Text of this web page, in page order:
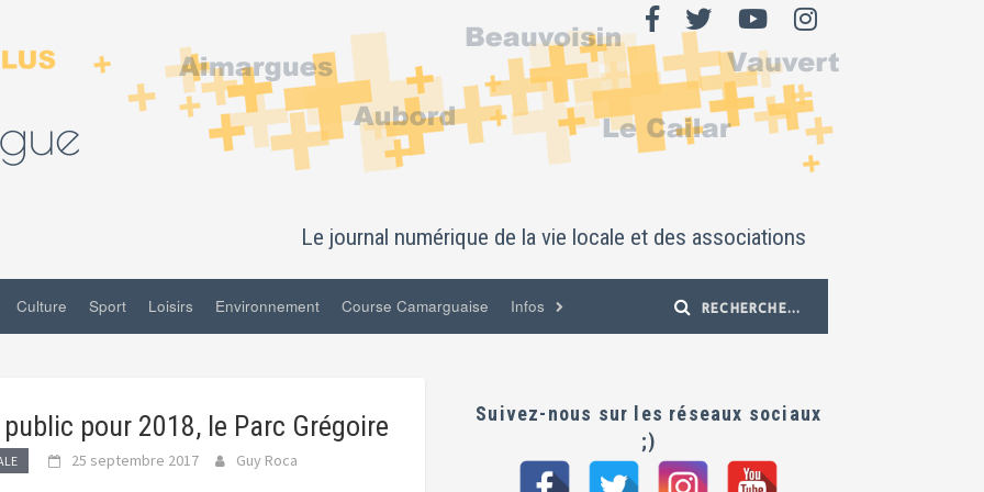
Le journal numérique de la vie locale et des associations
Culture Sport Loisirs Environnement Course Camarguaise Infos
pour 2018, le Parc Grégoire
25 septembre 2017 Guy Roca
Suivez-nous sur les réseaux sociaux
;)